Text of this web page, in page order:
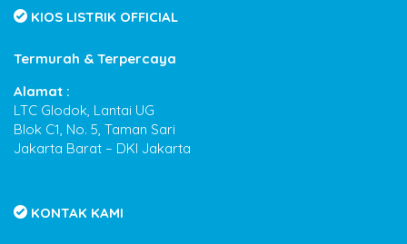
KIOS LISTRIK OFFICIAL
Termurah & Terpercaya
Alamat :
LTC Glodok, Lantai UG
Blok C1, No. 5, Taman Sari
Jakarta Barat – DKI Jakarta
KONTAK KAMI